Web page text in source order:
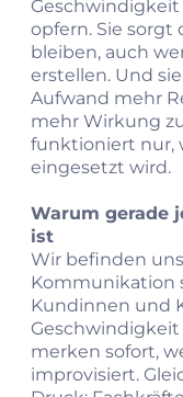
opfern. Sie sorgt
bleiben, auch
erstellen. Und
Aufwand mehr
mehr Wirkung
funktioniert nur,
eingesetzt wird.
Warum gerade
ist
Wir befinden
Kommunikation
Kundinnen und
Geschwindigkeit
merken sofort,
improvisiert.